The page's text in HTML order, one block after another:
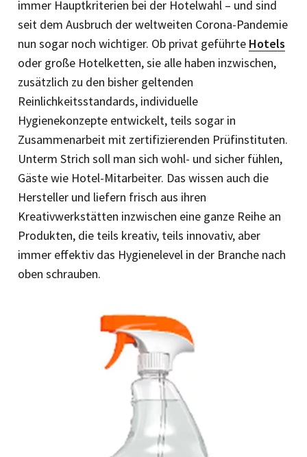
immer Hauptkriterien bei der Hotelwahl – und sind
seit dem Ausbruch der weltweiten Corona-Pandemie
nun sogar noch wichtiger. Ob privat geführte Hotels
oder große Hotelketten, sie alle haben inzwischen,
zusätzlich zu den bisher geltenden
Reinlichkeitsstandards, individuelle
Hygienekonzepte entwickelt, teils sogar in
Zusammenarbeit mit zertifizierenden Prüfinstituten.
Unterm Strich soll man sich wohl- und sicher fühlen,
Gäste wie Hotel-Mitarbeiter. Das wissen auch die
Hersteller und liefern frisch aus ihren
Kreativwerkstätten inzwischen eine ganze Reihe an
Produkten, die teils kreativ, teils innovativ, aber
immer effektiv das Hygienelevel in der Branche nach
oben schrauben.